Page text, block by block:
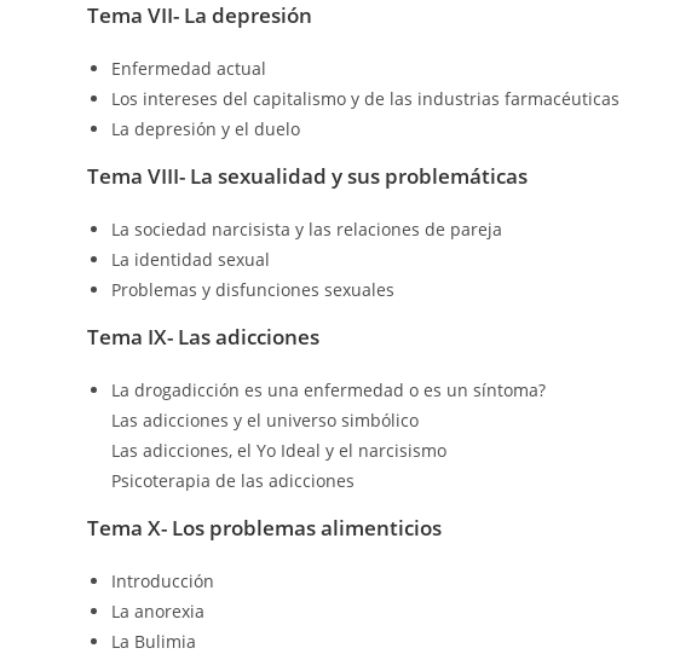
Tema VII- La depresión
Enfermedad actual
Los intereses del capitalismo y de las industrias farmacéuticas
La depresión y el duelo
Tema VIII- La sexualidad y sus problemáticas
La sociedad narcisista y las relaciones de pareja
La identidad sexual
Problemas y disfunciones sexuales
Tema IX- Las adicciones
La drogadicción es una enfermedad o es un síntoma?
Las adicciones y el universo simbólico
Las adicciones, el Yo Ideal y el narcisismo
Psicoterapia de las adicciones
Tema X- Los problemas alimenticios
Introducción
La anorexia
La Bulimia